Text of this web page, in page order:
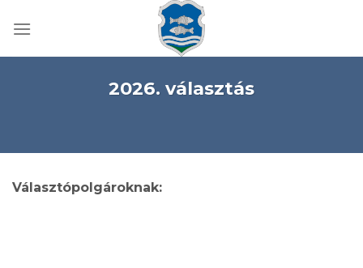
2026. választás
Választópolgároknak: